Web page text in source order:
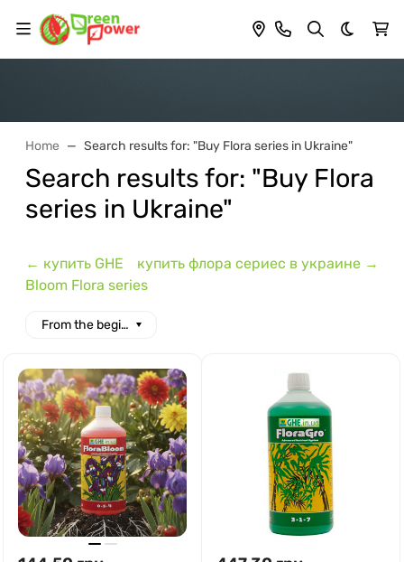
Dark
Home Search results for: "Buy Flora series in Ukraine"
Search results for: "Buy Flora
series in Ukraine"
купить флора сериес в украине →
← купить GHE
Bloom Flora series
From the beginning of the alphabet